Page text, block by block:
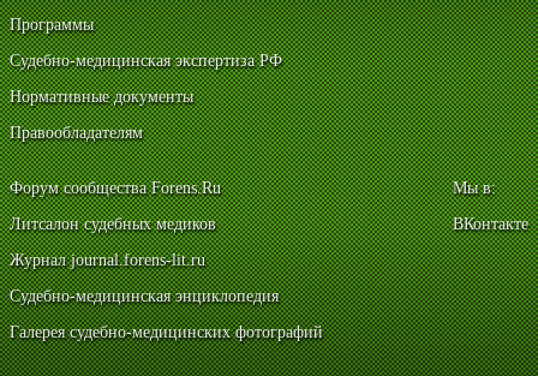
Программы
Судебно-медицинская экспертиза РФ
Нормативные документы
Правообладателям
Форум сообщества Forens.Ru
Литсалон судебных медиков
Журнал journal.forens-lit.ru
Судебно-медицинская энциклопедия
Галерея судебно-медицинских фотографий
Мы в:
ВКонтакте